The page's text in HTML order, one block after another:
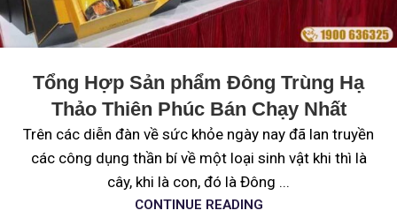
Tổng Hợp Sản phẩm Đông Trùng Hạ
Thảo Thiên Phúc Bán Chạy Nhất
Trên các diễn đàn về sức khỏe ngày nay đã lan truyền
các công dụng thần bí về một loại sinh vật khi thì là
cây, khi là con, đó là Đông ...
CONTINUE READING